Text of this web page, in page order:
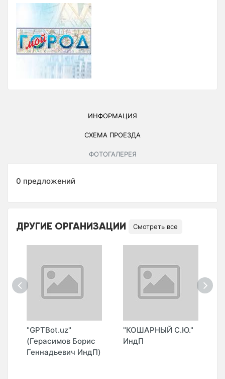
ИНФОРМАЦИЯ
СХЕМА ПРОЕЗДА
ФОТОГАЛЕРЕЯ
0 предложений
ДРУГИЕ ОРГАНИЗАЦИИ Смотреть все
"GPTBot.uz"
(Герасимов Борис
Геннадьевич ИндП)
"КОШАРНЫЙ С.Ю."
ИндП